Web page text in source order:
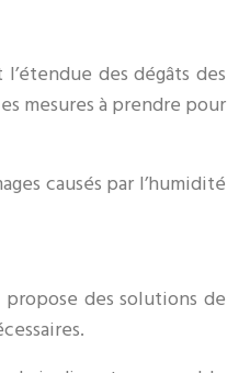
des dégâts des
mesures à prendre pour
causés par l’humidité
des solutions de